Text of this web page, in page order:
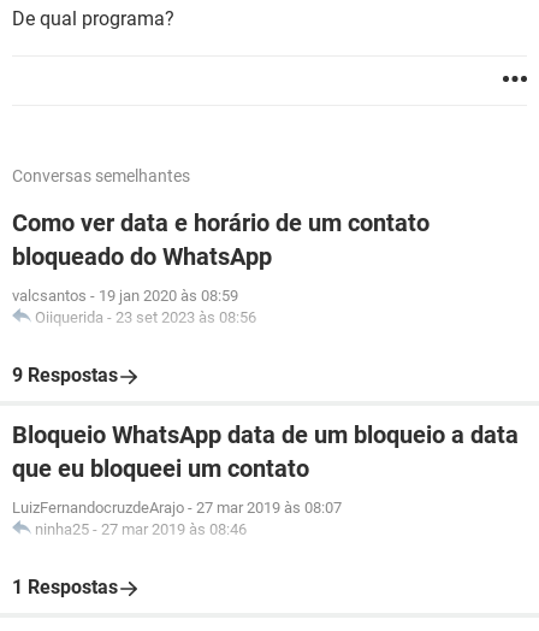
De qual programa?
Conversas semelhantes
Como ver data e horário de um contato
bloqueado do WhatsApp
valcsantos - 19 jan 2020 às 08:59
Oiiquerida - 23 set 2023 às 08:56
9 Respostas
Bloqueio WhatsApp data de um bloqueio a data
que eu bloqueei um contato
LuizFernandocruzdeArajo - 27 mar 2019 às 08:07
ninha25 - 27 mar 2019 às 08:46
1 Respostas